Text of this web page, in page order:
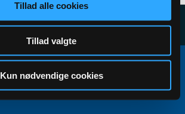
Tillad alle cookies
Tillad valgte
Kun nødvendige cookies
Copyright ©2000 - 2026, Jelsoft Enterprises Ltd.
All times are GMT+1. This page was generated at 12:24.